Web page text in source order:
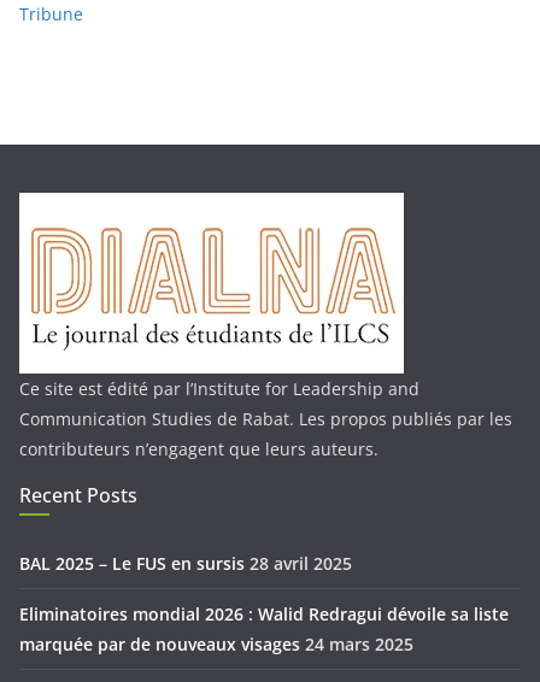
Tribune
Ce site est édité par l’Institute for Leadership and
Communication Studies de Rabat. Les propos publiés par les
contributeurs n’engagent que leurs auteurs.
Recent Posts
BAL 2025 – Le FUS en sursis 28 avril 2025
Eliminatoires mondial 2026 : Walid Redragui dévoile sa liste
marquée par de nouveaux visages 24 mars 2025